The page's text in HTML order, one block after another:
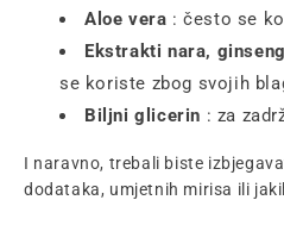
Aloe vera : često se
Ekstrakti nara,
se koriste zbog svojih
Biljni glicerin : za
I naravno, trebali biste
dodataka, umjetnih mirisa ili